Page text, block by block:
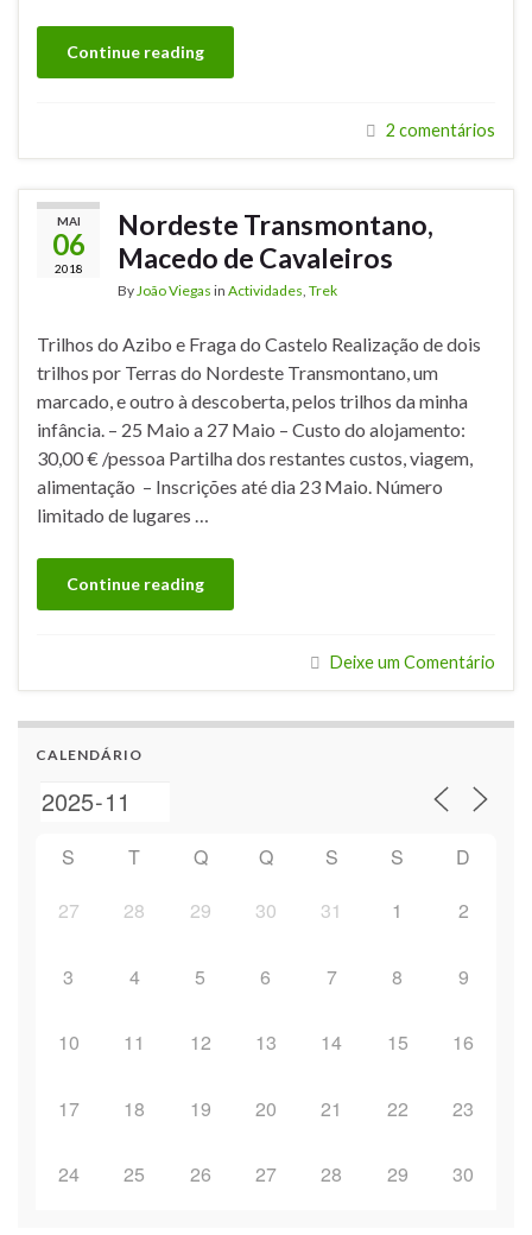
Continue reading
2 comentários
MAI
06
2018
Nordeste Transmontano,
Macedo de Cavaleiros
By João Viegas in Actividades Trek
Trilhos do Azibo e Fraga do Castelo Realização de dois
trilhos por Terras do Nordeste Transmontano, um
marcado, e outro à descoberta, pelos trilhos da minha
infância. – 25 Maio a 27 Maio – Custo do alojamento:
30,00 € /pessoa Partilha dos restantes custos, viagem,
alimentação – Inscrições até dia 23 Maio. Número
limitado de lugares …
Continue reading
Deixe um Comentário
CALENDÁRIO
S T Q Q S S
D
27
28 29 30 31 1 2
3 4 5 6 7 8 9
10 11 12 13 14 15 16
17 18 19 20 21 22 23
24 25 26 27 28 29 30